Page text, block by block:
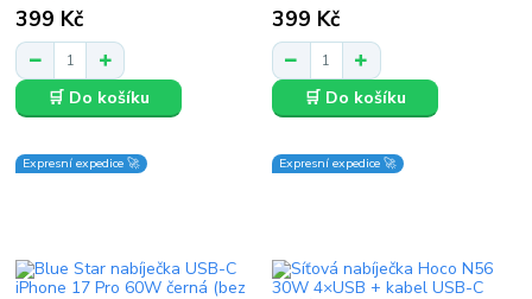
399 Kč
🛒 Do košíku
399 Kč
🛒 Do košíku
Expresní expedice 🚀 Expresní expedice 🚀